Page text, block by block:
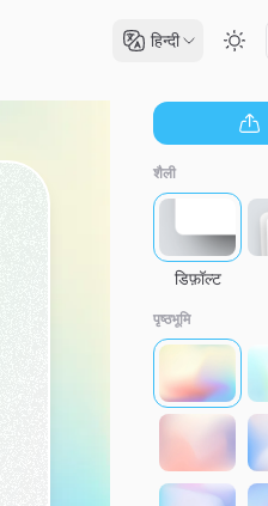
हिन्दी
शैली
डिफ़ॉल्ट
पृष्ठभूमि